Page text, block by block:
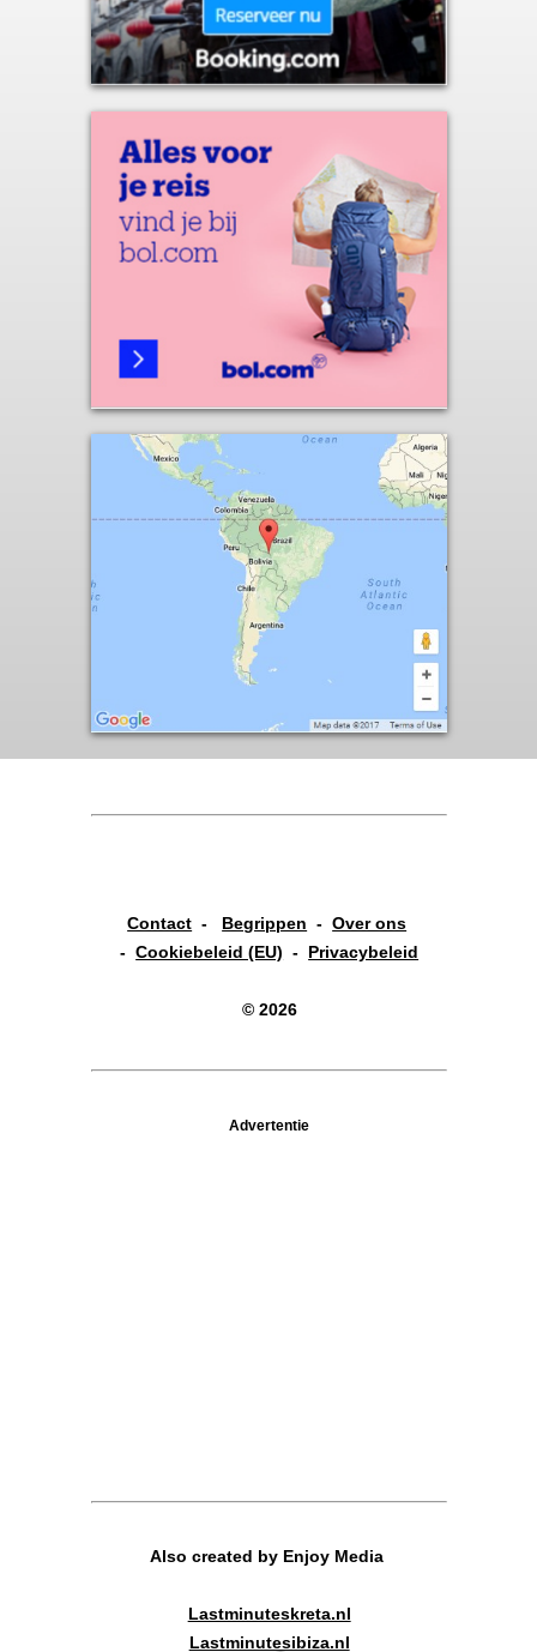
Contact - Begrippen -Over ons
-Cookiebeleid (EU) - Privacybeleid
© 2026
Advertentie
Also created by Enjoy Media
Lastminuteskreta.nl
Lastminutesibiza.nl